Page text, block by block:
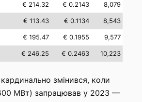
€ 214.32 € 0.2143 8,079
€ 113.43 € 0.1134 8,543
€ 195.47 € 0.1955 9,577
€ 246.25 € 0.2463 10,223
змінився, коли
МВт) запрацював у 2023 —